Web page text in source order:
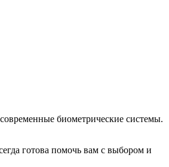
биометрические системы.
готова помочь вам с выбором и